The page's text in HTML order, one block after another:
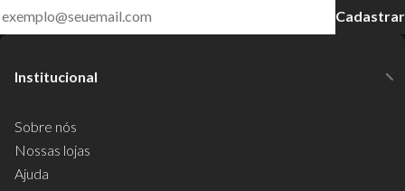
Cadastrar
Institucional
Sobre nós
Nossas lojas
Ajuda